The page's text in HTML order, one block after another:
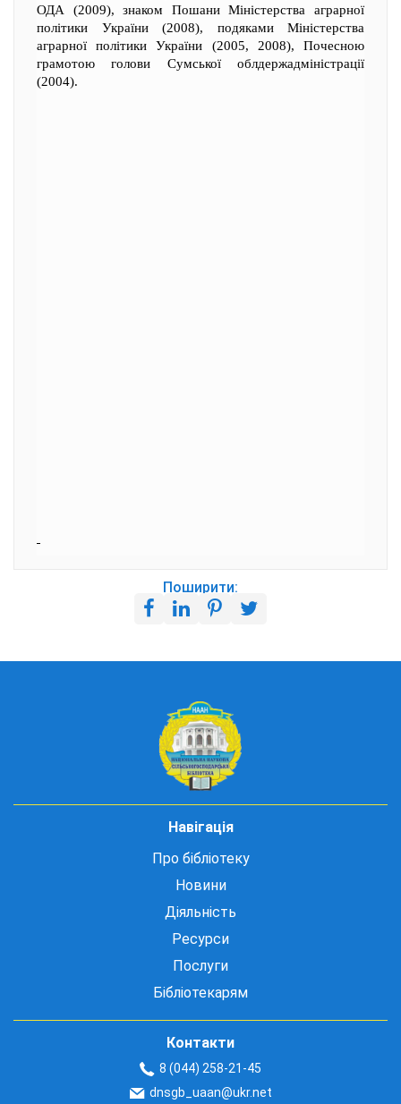
ОДА (2009), знаком Пошани Міністерства аграрної
політики України (2008), подяками Міністерства
аграрної політики України (2005, 2008), Почесною
грамотою голови Сумської облдержадміністрації
(2004).
Поширити:
Навігація
Про бібліотеку
Новини
Діяльність
Ресурси
Послуги
Бібліотекарям
Контакти
8 (044) 258-21-45
dnsgb_uaan@ukr.net